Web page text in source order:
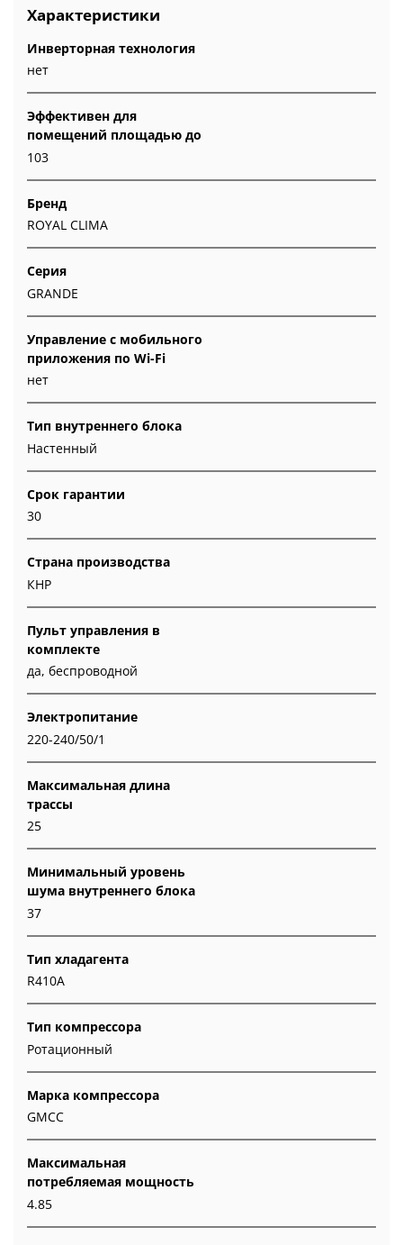
Характеристики
Инверторная технология
нет
Эффективен для
помещений площадью до
103
Бренд
ROYAL CLIMA
Серия
GRANDE
Управление c мобильного
приложения по Wi-Fi
нет
Тип внутреннего блока
Настенный
Срок гарантии
30
Страна производства
КНР
Пульт управления в
комплекте
да, беспроводной
Электропитание
220-240/50/1
Максимальная длина
трассы
25
Минимальный уровень
шума внутреннего блока
37
Тип хладагента
R410A
Тип компрессора
Ротационный
Марка компрессора
GMCC
Максимальная
потребляемая мощность
4.85